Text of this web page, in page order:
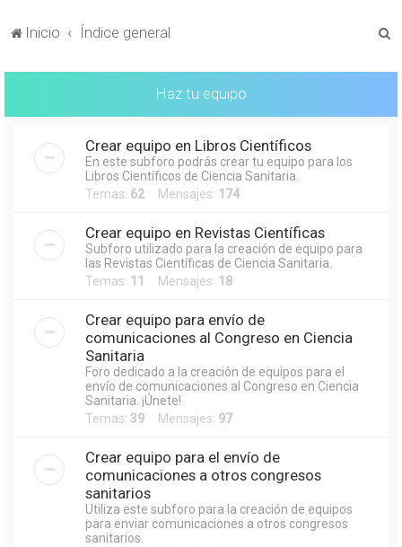
Inicio Índice general
Haz tu equipo
Crear equipo en Libros Científicos
En este subforo podrás crear tu equipo para los
Libros Científicos de Ciencia Sanitaria.
Temas: 62Mensajes: 174
Crear equipo en Revistas Científicas
Subforo utilizado para la creación de equipo para
las Revistas Científicas de Ciencia Sanitaria.
Temas: 11 Mensajes: 18
Crear equipo para envío de
comunicaciones al Congreso en Ciencia
Sanitaria
Foro dedicado a la creación de equipos para el
envío de comunicaciones al Congreso en Ciencia
Sanitaria. ¡Únete!
Temas: 39 Mensajes: 97
Crear equipo para el envío de
comunicaciones a otros congresos
sanitarios
Utiliza este subforo para la creación de equipos
para enviar comunicaciones a otros congresos
sanitarios.